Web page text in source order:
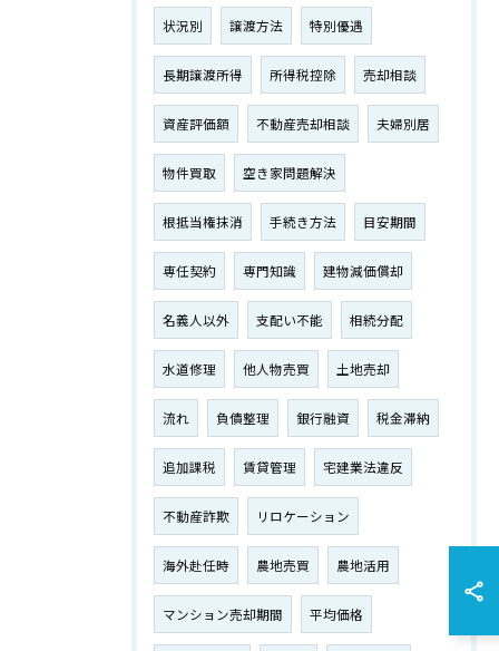
状況別 譲渡方法 特別優遇
長期譲渡所得 所得税控除 売却相談
資産評価額 不動産売却相談 夫婦別居
物件買取 空き家問題解決
根抵当権抹消 手続き方法 目安期間
専任契約 専門知識 建物減価償却
名義人以外 支配い不能 相続分配
水道修理 他人物売買 土地売却
流れ 負債整理 銀行融資 税金滞納
追加課税 賃貸管理 宅建業法違反
不動産詐欺 リロケーション
海外赴任時 農地売買 農地活用
マンション売却期間 平均価格